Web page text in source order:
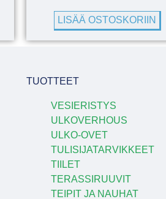
LISÄÄ OSTOSKORIIN
TUOTTEET
VESIERISTYS
ULKOVERHOUS
ULKO-OVET
TULISIJATARVIKKEET
TIILET
TERASSIRUUVIT
TEIPIT JA NAUHAT